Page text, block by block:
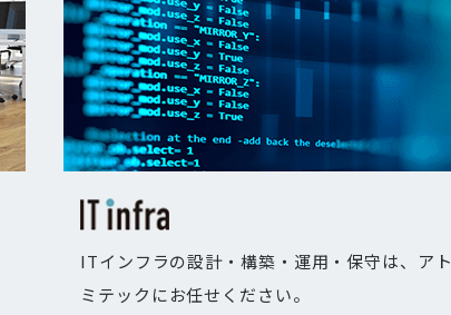
ITインフラの設計・構築・運用・保守は、アト
ミテックにお任せください。